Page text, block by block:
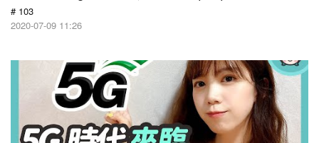
# 103
2020-07-09 11:26